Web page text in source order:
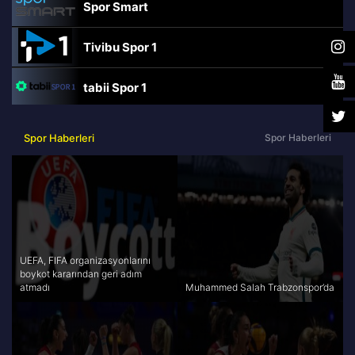
Spor Smart
Tivibu Spor 1
tabii Spor 1
tabii Spor
A Spor
Tivibu Spor
TV8,5
Spor Haberleri Spor Haberleri
UEFA, FIFA organizasyonlarını
boykot kararından geri adım
atmadı
Muhammed Salah Trabzonspor’da